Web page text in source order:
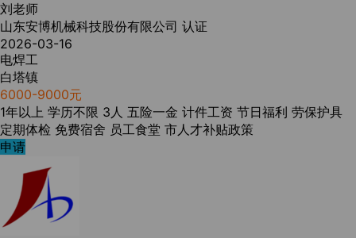
刘老师
山东安博机械科技股份有限公司 认证
2026-03-16
电焊工
白塔镇
6000-9000元
1年以上 学历不限 3人 五险一金 计件工资 节日福利 劳保护具
定期体检 免费宿舍 员工食堂 市人才补贴政策
申请